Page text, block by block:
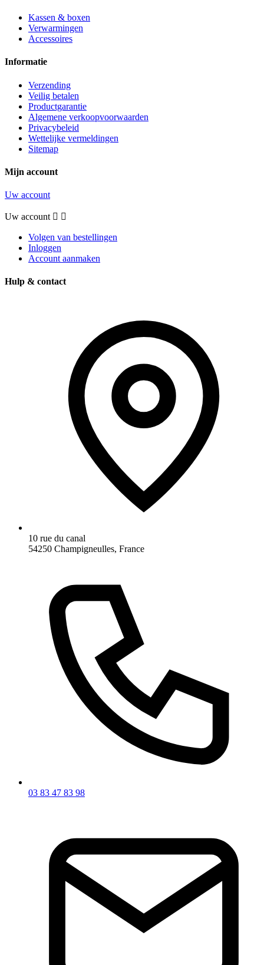
Kassen & boxen
Verwarmingen
Accessoires
Informatie
Verzending
Veilig betalen
Productgarantie
Algemene verkoopvoorwaarden
Privacybeleid
Wettelijke vermeldingen
Sitemap
Mijn account
Uw account
Uw account  
Volgen van bestellingen
Inloggen
Account aanmaken
Hulp & contact
10 rue du canal
54250 Champigneulles, France
03 83 47 83 98